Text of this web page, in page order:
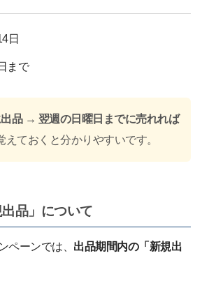
日
まで
出品 → 翌週の日曜日までに売れれば
えておくと分かりやすいです。
出品」について
ペーンでは、 出品期間内の「新規出